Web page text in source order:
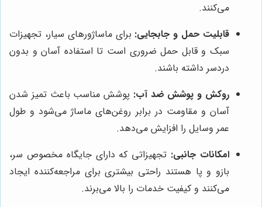
می‌کنند.
قابلیت حمل و جابجایی: برای ماساژورهای سیار، تجهیزات
سبک و قابل حمل ضروری است تا استفاده آسان و بدون
دردسر داشته باشند.
روکش و پوشش ضد آب: پوشش مناسب باعث تمیز شدن
آسان و مقاومت در برابر روغن‌های ماساژ می‌شود و طول
عمر وسایل را افزایش می‌دهد.
امکانات جانبی: تجهیزاتی که دارای جایگاه مخصوص سر،
بازو و پا هستند راحتی بیشتری برای مراجعه‌کننده ایجاد
می‌کنند و کیفیت خدمات را بالا می‌برند.